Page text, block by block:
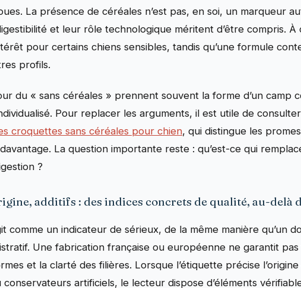
La présence de céréales n’est pas, en soi, un marqueur
et leur rôle technologique méritent d’être compris. À
pour certains chiens sensibles, tandis qu’une formule
profils.
du « sans céréales » prennent souvent la forme d’un camp
Pour replacer les arguments, il est utile de
croquettes sans céréales pour chien, qui distingue les
La question importante reste : qu’est-ce qui
?
additifs : des indices concrets de qualité, au-delà
comme un indicateur de sérieux, de la même manière qu’un
Une fabrication française ou européenne ne garantit
et la clarté des filières. Lorsque l’étiquette précise l’origine
conservateurs artificiels, le lecteur dispose d’éléments